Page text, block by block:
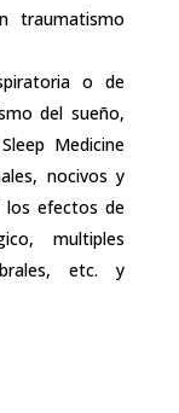
traumatismo
o de
del sueño,
Medicine
nocivos y
los efectos de
multiples
etc. y